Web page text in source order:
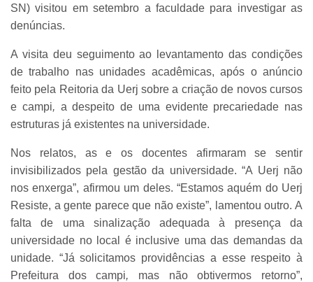
SN) visitou em setembro a faculdade para investigar as
denúncias.
A visita deu seguimento ao levantamento das condições
de trabalho nas unidades acadêmicas, após o anúncio
feito pela Reitoria da Uerj sobre a criação de novos cursos
e campi, a despeito de uma evidente precariedade nas
estruturas já existentes na universidade.
Nos relatos, as e os docentes afirmaram se sentir
invisibilizados pela gestão da universidade. “A Uerj não
nos enxerga”, afirmou um deles. “Estamos aquém do Uerj
Resiste, a gente parece que não existe”, lamentou outro. A
falta de uma sinalização adequada à presença da
universidade no local é inclusive uma das demandas da
unidade. “Já solicitamos providências a esse respeito à
Prefeitura dos campi, mas não obtivermos retorno”,